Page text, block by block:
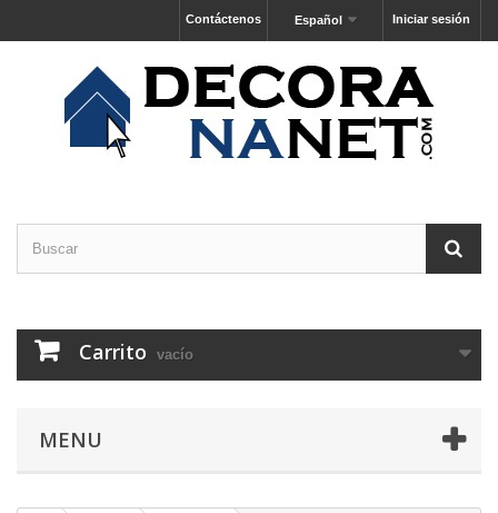
Iniciar sesión
Español
Contáctenos
Carrito vacío
MENU